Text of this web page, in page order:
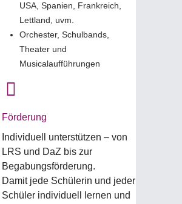
USA, Spanien, Frankreich,
Lettland, uvm.
Orchester, Schulbands,
Theater und
Musicalaufführungen
Förderung
Individuell unterstützen – von
LRS und DaZ bis zur
Begabungsförderung.
Damit jede Schülerin und jeder
Schüler individuell lernen und